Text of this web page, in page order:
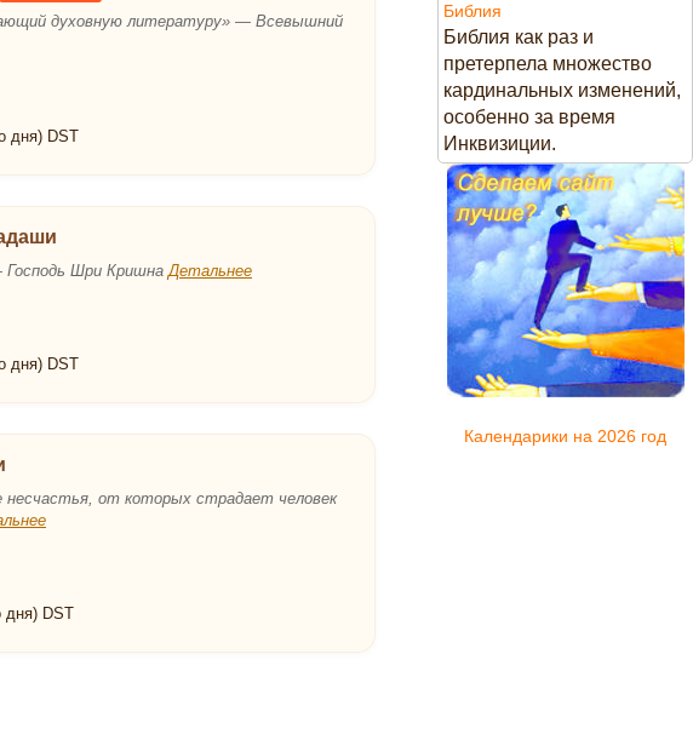
духовную литературу» — Всевышний
дня) DST
Господь Шри КришнаДетальнее
дня) DST
несчастья, от которых страдает человек
дня) DST
Библия
Библия как раз и
претерпела множество
кардинальных изменений,
особенно за время
Инквизиции.
Календарики на 2026 год